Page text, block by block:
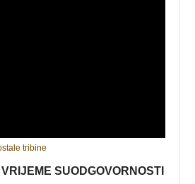
tribine
SUODGOVORNOSTI